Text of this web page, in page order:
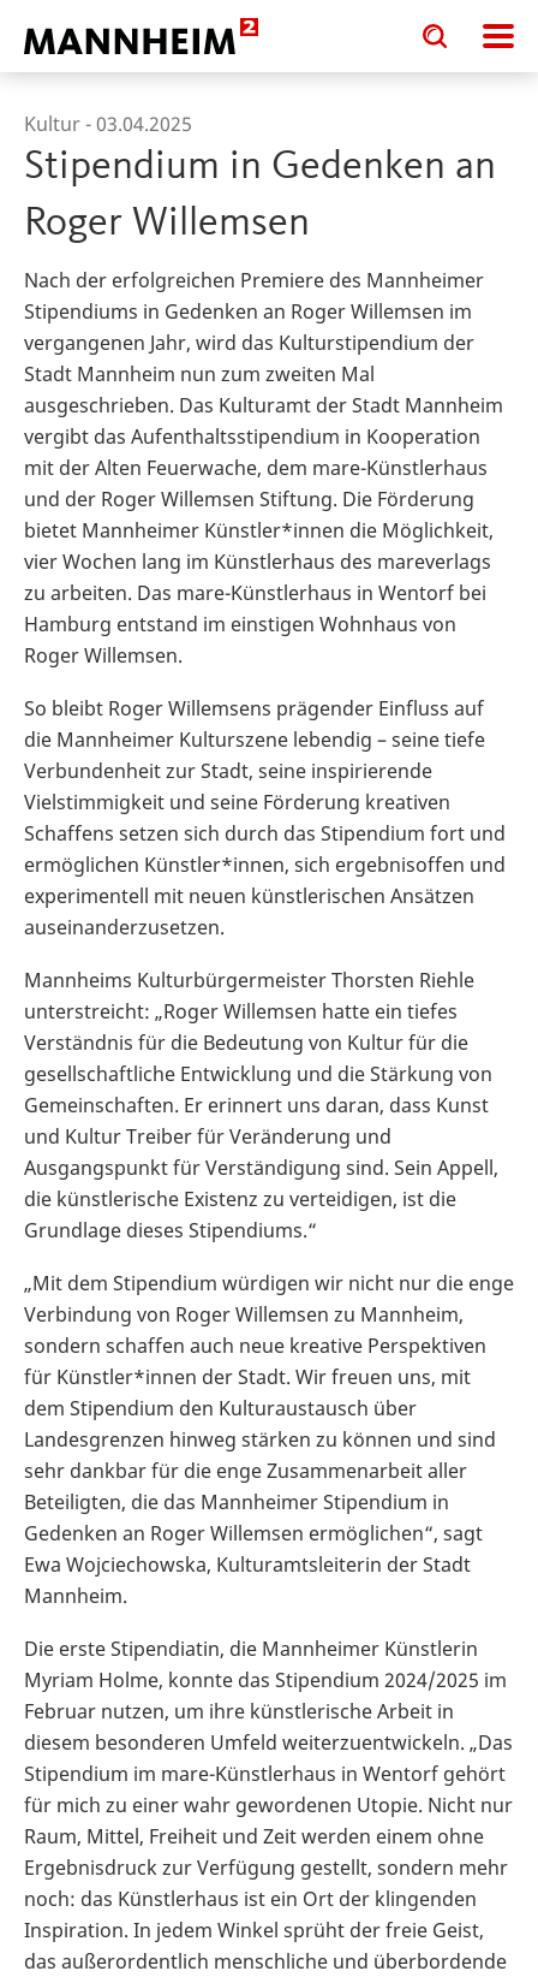
Toggle
search
input
Toggle
search
input
Kultur -03.04.2025
Stipendium in Gedenken an
Roger Willemsen
Nach der erfolgreichen Premiere des Mannheimer
Stipendiums in Gedenken an Roger Willemsen im
vergangenen Jahr, wird das Kulturstipendium der
Stadt Mannheim nun zum zweiten Mal
ausgeschrieben. Das Kulturamt der Stadt Mannheim
vergibt das Aufenthaltsstipendium in Kooperation
mit der Alten Feuerwache, dem mare-Künstlerhaus
und der Roger Willemsen Stiftung. Die Förderung
bietet Mannheimer Künstler*innen die Möglichkeit,
vier Wochen lang im Künstlerhaus des mareverlags
zu arbeiten. Das mare-Künstlerhaus in Wentorf bei
Hamburg entstand im einstigen Wohnhaus von
Roger Willemsen.
So bleibt Roger Willemsens prägender Einfluss auf
die Mannheimer Kulturszene lebendig – seine tiefe
Verbundenheit zur Stadt, seine inspirierende
Vielstimmigkeit und seine Förderung kreativen
Schaffens setzen sich durch das Stipendium fort und
ermöglichen Künstler*innen, sich ergebnisoffen und
experimentell mit neuen künstlerischen Ansätzen
auseinanderzusetzen.
Mannheims Kulturbürgermeister Thorsten Riehle
unterstreicht: „Roger Willemsen hatte ein tiefes
Verständnis für die Bedeutung von Kultur für die
gesellschaftliche Entwicklung und die Stärkung von
Gemeinschaften. Er erinnert uns daran, dass Kunst
und Kultur Treiber für Veränderung und
Ausgangspunkt für Verständigung sind. Sein Appell,
die künstlerische Existenz zu verteidigen, ist die
Grundlage dieses Stipendiums.“
„Mit dem Stipendium würdigen wir nicht nur die enge
Verbindung von Roger Willemsen zu Mannheim,
sondern schaffen auch neue kreative Perspektiven
für Künstler*innen der Stadt. Wir freuen uns, mit
dem Stipendium den Kulturaustausch über
Landesgrenzen hinweg stärken zu können und sind
sehr dankbar für die enge Zusammenarbeit aller
Beteiligten, die das Mannheimer Stipendium in
Gedenken an Roger Willemsen ermöglichen“, sagt
Ewa Wojciechowska, Kulturamtsleiterin der Stadt
Mannheim.
Die erste Stipendiatin, die Mannheimer Künstlerin
Myriam Holme, konnte das Stipendium 2024/2025 im
Februar nutzen, um ihre künstlerische Arbeit in
diesem besonderen Umfeld weiterzuentwickeln. „Das
Stipendium im mare-Künstlerhaus in Wentorf gehört
für mich zu einer wahr gewordenen Utopie. Nicht nur
Raum, Mittel, Freiheit und Zeit werden einem ohne
Ergebnisdruck zur Verfügung gestellt, sondern mehr
noch: das Künstlerhaus ist ein Ort der klingenden
Inspiration. In jedem Winkel sprüht der freie Geist,
das außerordentlich menschliche und überbordende